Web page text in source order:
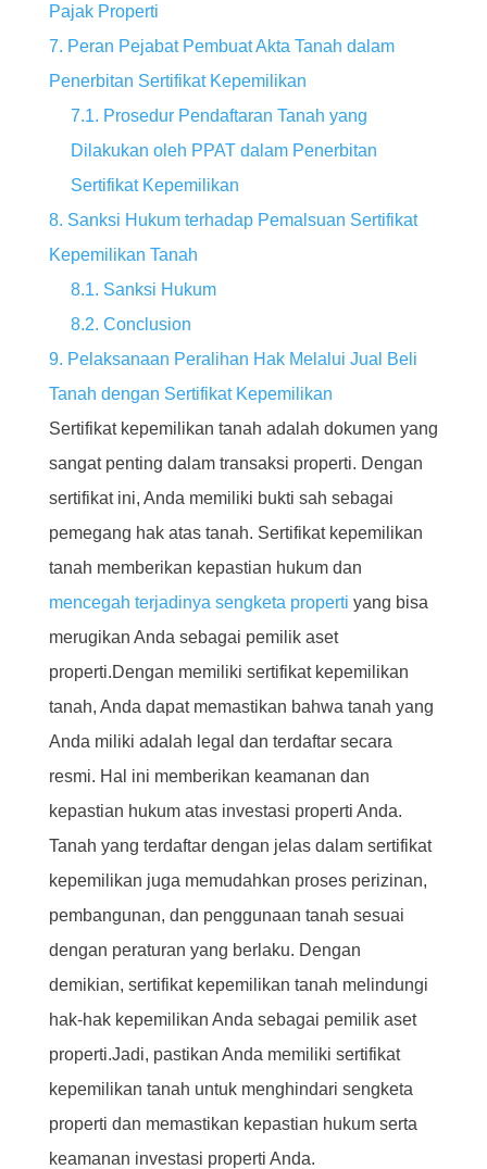
Pajak Properti
7. Peran Pejabat Pembuat Akta Tanah dalam
Penerbitan Sertifikat Kepemilikan
7.1. Prosedur Pendaftaran Tanah yang
Dilakukan oleh PPAT dalam Penerbitan
Sertifikat Kepemilikan
8. Sanksi Hukum terhadap Pemalsuan Sertifikat
Kepemilikan Tanah
8.1. Sanksi Hukum
8.2. Conclusion
9. Pelaksanaan Peralihan Hak Melalui Jual Beli
Tanah dengan Sertifikat Kepemilikan
Sertifikat kepemilikan tanah adalah dokumen yang
sangat penting dalam transaksi properti. Dengan
sertifikat ini, Anda memiliki bukti sah sebagai
pemegang hak atas tanah. Sertifikat kepemilikan
tanah memberikan kepastian hukum dan
mencegah terjadinya sengketa properti yang bisa
merugikan Anda sebagai pemilik aset
properti.Dengan memiliki sertifikat kepemilikan
tanah, Anda dapat memastikan bahwa tanah yang
Anda miliki adalah legal dan terdaftar secara
resmi. Hal ini memberikan keamanan dan
kepastian hukum atas investasi properti Anda.
Tanah yang terdaftar dengan jelas dalam sertifikat
kepemilikan juga memudahkan proses perizinan,
pembangunan, dan penggunaan tanah sesuai
dengan peraturan yang berlaku. Dengan
demikian, sertifikat kepemilikan tanah melindungi
hak-hak kepemilikan Anda sebagai pemilik aset
properti.Jadi, pastikan Anda memiliki sertifikat
kepemilikan tanah untuk menghindari sengketa
properti dan memastikan kepastian hukum serta
keamanan investasi properti Anda.